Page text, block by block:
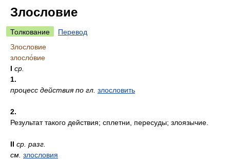
Злословие
Толкование
Перевод
Злословие
злосло́вие
I ср.
1.
процесс действия по гл. злословить
2.
Результат такого действия; сплетни, пересуды; злоязычие.
II ср. разг.
см. злословия